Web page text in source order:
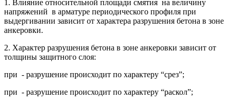
1. Влияние относительной площади смятия на величину
напряжений в арматуре периодического профиля при
выдергивании зависит от характера разрушения бетона в зоне
анкеровки.
2. Характер разрушения бетона в зоне анкеровки зависит от
толщины защитного слоя:
при - разрушение происходит по характеру “срез”;
при - разрушение происходит по характеру “раскол”;